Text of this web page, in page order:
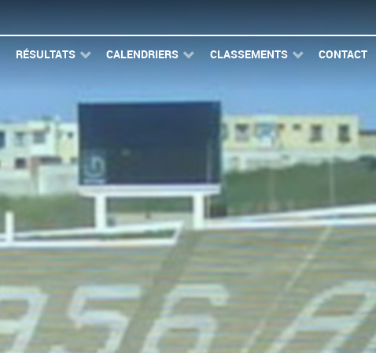
RÉSULTATS CALENDRIERS CLASSEMENTS CONTACT